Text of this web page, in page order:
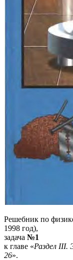
Решебник по
1998 год),
задача №1
к главе «Раздел III.
26».